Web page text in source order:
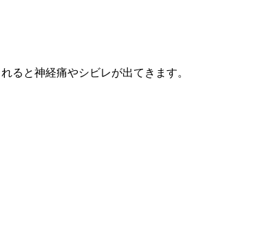
ると神経痛やシビレが出てきます。